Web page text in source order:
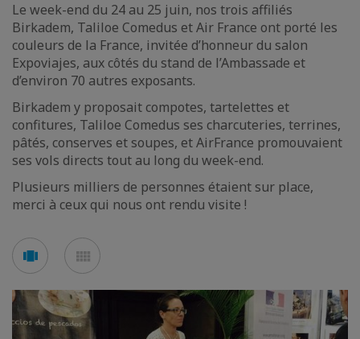
Le week-end du 24 au 25 juin, nos trois affiliés
Birkadem, Taliloe Comedus et Air France ont porté les
couleurs de la France, invitée d’honneur du salon
Expoviajes, aux côtés du stand de l’Ambassade et
d’environ 70 autres exposants.
Birkadem y proposait compotes, tartelettes et
confitures, Taliloe Comedus ses charcuteries, terrines,
pâtés, conserves et soupes, et AirFrance promouvaient
ses vols directs tout au long du week-end.
Plusieurs milliers de personnes étaient sur place,
merci à ceux qui nous ont rendu visite !
Voir
en
carousel
en
mosaïque